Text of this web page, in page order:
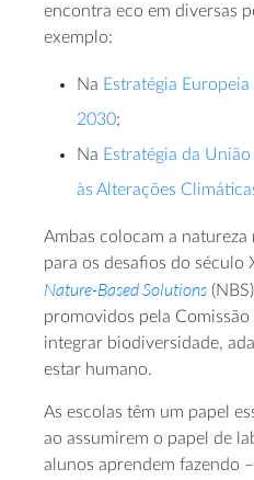
encontra eco em diversas
exemplo:
Na Estratégia
2030;
Na Estratégia da
às Alterações
Ambas colocam a
para os desafios do século
Nature-Based Solutions
promovidos pela
integrar biodiversidade,
estar humano.
As escolas têm um papel
ao assumirem o papel de
alunos aprendem fazendo